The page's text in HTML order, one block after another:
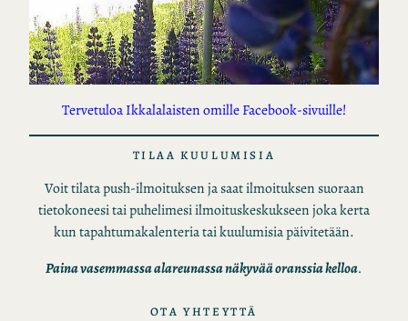
Tervetuloa Ikkalalaisten omille Facebook-sivuille!
TILAA KUULUMISIA
Voit tilata push-ilmoituksen ja saat ilmoituksen suoraan
tietokoneesi tai puhelimesi ilmoituskeskukseen joka kerta
kun tapahtumakalenteria tai kuulumisia päivitetään.
Paina vasemmassa alareunassa näkyvää oranssia kelloa.
OTA YHTEYTTÄ